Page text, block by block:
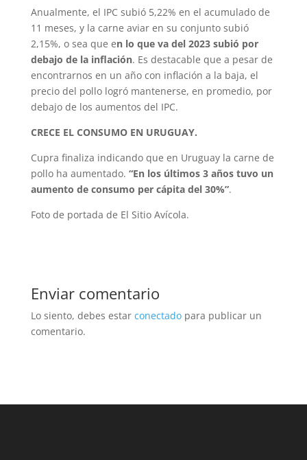
Anualmente, el IPC subió 5,22% en el acumulado de
11 meses, y la carne aviar en su conjunto subió
2,15%, o sea que en lo que va del 2023 subió por
debajo de la inflación. Es destacable que a pesar de
encontrarnos en un año con inflación a la baja, el
precio del pollo logró mantenerse, en promedio, por
debajo de los aumentos del IPC.
CRECE EL CONSUMO EN URUGUAY.
Cupra finaliza indicando que en Uruguay la carne de
pollo ha aumentado. “En los últimos 3 años tuvo un
aumento de consumo per cápita del 30%”.
Foto de portada de El Sitio Avícola.
Enviar comentario
Lo siento, debes estar conectadopara publicar un
comentario.